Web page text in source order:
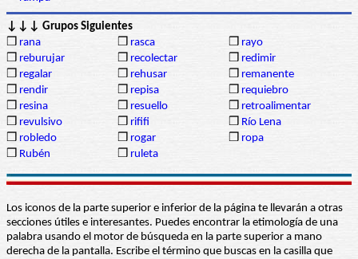
↓↓↓ Grupos Siguientes
❒ rana ❒ rasca ❒ rayo
❒ reburujar ❒ recolectar ❒ redimir
❒ regalar ❒ rehusar ❒ remanente
❒ rendir ❒ repisa ❒ requiebro
❒ resina ❒ resuello ❒ retroalimentar
❒ revulsivo ❒ rififi ❒ Río Lena
❒ robledo ❒ rogar ❒ ropa
❒ Rubén ❒ ruleta
Los iconos de la parte superior e inferior de la página te llevarán a otras
secciones útiles e interesantes. Puedes encontrar la etimología de una
palabra usando el motor de búsqueda en la parte superior a mano
derecha de la pantalla. Escribe el término que buscas en la casilla que